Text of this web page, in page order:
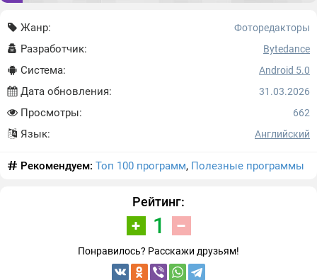
Жанр: Фоторедакторы
Разработчик: Bytedance
Система: Android 5.0
Дата обновления: 31.03.2026
Просмотры: 662
Язык: Английский
Рекомендуем: Топ 100 программ, Полезные программы
Рейтинг:
1
Понравилось? Расскажи друзьям!